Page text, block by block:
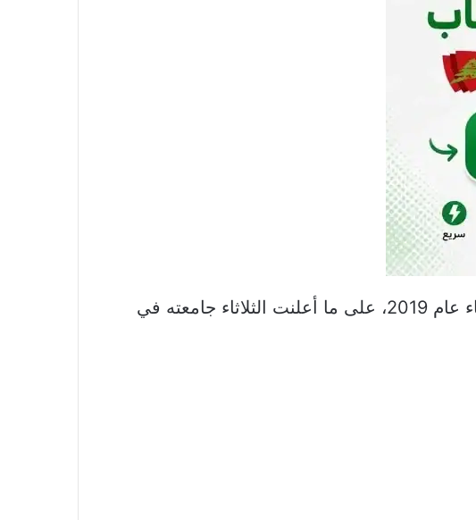
ونال جون غودِناف مع شريكيه البريطاني والياباني في هذا الاختراع جائزة نوبل للكيمياء عام 2019، على ما أعلنت الثلاثاء جامعته في